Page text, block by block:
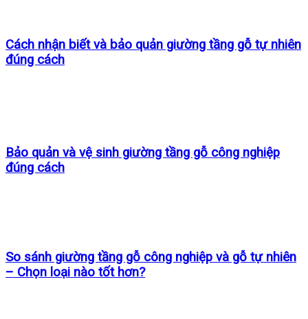
Cách nhận biết và bảo quản giường tầng gỗ tự nhiên
đúng cách
Bảo quản và vệ sinh giường tầng gỗ công nghiệp
đúng cách
So sánh giường tầng gỗ công nghiệp và gỗ tự nhiên
– Chọn loại nào tốt hơn?